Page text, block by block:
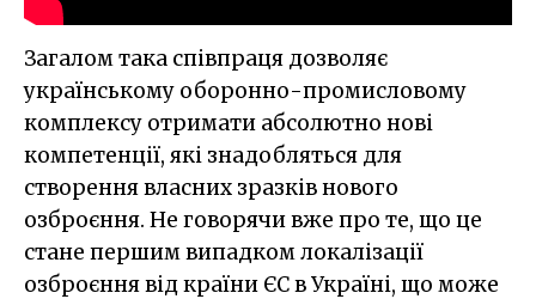
Загалом така співпраця дозволяє
українському оборонно-промисловому
комплексу отримати абсолютно нові
компетенції, які знадобляться для
створення власних зразків нового
озброєння. Не говорячи вже про те, що це
стане першим випадком локалізації
озброєння від країни ЄС в Україні, що може